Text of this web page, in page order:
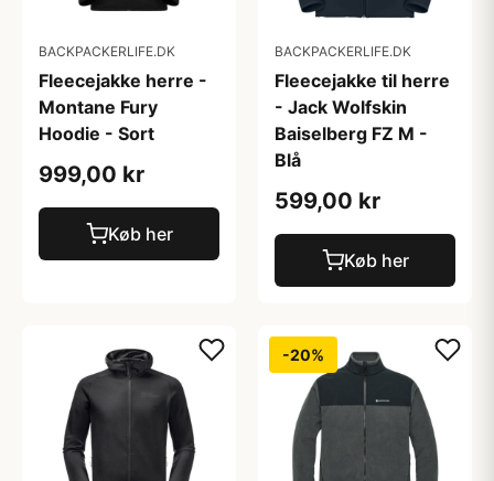
BACKPACKERLIFE.DK
Fleecejakke herre -
Montane Fury
Hoodie - Sort
999,00 kr
Køb her
BACKPACKERLIFE.DK
Fleecejakke til herre
- Jack Wolfskin
Baiselberg FZ M -
Blå
599,00 kr
Køb her
-20%